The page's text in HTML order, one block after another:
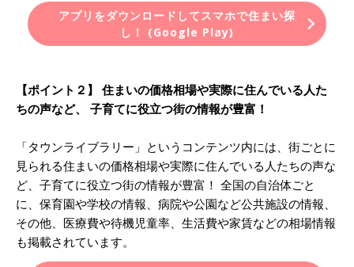
アプリをダウンロードしてスマホで住まい探
し！ (Google Play)
【ポイント２】 住まいの価格相場や実際に住んでいる人た
ちの声など、 子育てに役立つ街の情報が豊富！
「タウンライブラリー」というコンテンツ内には、街ごとに
見られる住まいの価格相場や実際に住んでいる人たちの声な
ど、子育てに役立つ街の情報が豊富！ 全国の自治体ごと
に、保育園や学校の情報、病院や公園など公共施設の情報、
その他、医療費や待機児童率、生活費や家賃などの相場情報
も掲載されています。